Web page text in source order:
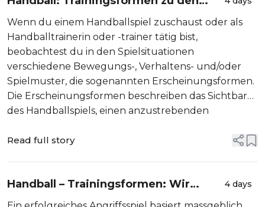
Erscheinungsformen
Wenn du einem Handballspiel zuschaust oder als
Handballtrainerin oder -trainer tätig bist,
beobachtest du in den Spielsituationen
verschiedene Bewegungs-, Verhaltens- und/oder
Spielmuster, die sogenannten Erscheinungsformen.
Die Erscheinungsformen beschreiben das Sichtbare
des Handballspiels, einen anzustrebenden
...
Read full story
Handball – Trainingsformen: Wir
haben den Ball: Sicher zusammen
4 days